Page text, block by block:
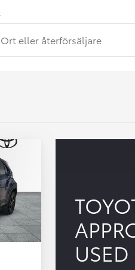
Ort eller återförsäljare
USED